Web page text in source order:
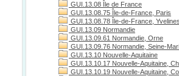
GUI.13.08 Île de France
GUI.13.08.75 Île-de-France, Paris
GUI.13.08.78 Île-de-France,
GUI.13.09 Normandie
GUI.13.09.61 Normandie, Orne
GUI.13.09.76 Normandie, Seine-
GUI.13.10 Nouvelle-Aquitaine
GUI.13.10.17 Nouvelle-Aquitaine,
GUI.13.10.19 Nouvelle-Aquitaine,